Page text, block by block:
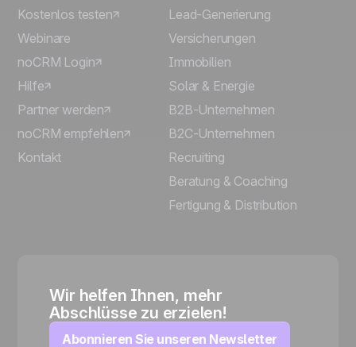
Kostenlos testen
Webinare
noCRM Login
Hilfe
Partner werden
noCRM empfehlen
Kontakt
Lead-Generierung
Versicherungen
Immobilien
Solar & Energie
B2B-Unternehmen
B2C-Unternehmen
Recruiting
Beratung & Coaching
Fertigung & Distribution
Wir helfen Ihnen, mehr
Abschlüsse zu erzielen!
Abonnieren Sie unseren Newsletter